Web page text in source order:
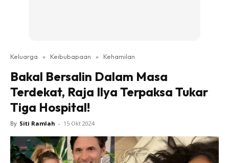
Keluarga » Keibubapaan » Kehamilan
Bakal Bersalin Dalam Masa
Terdekat, Raja Ilya Terpaksa Tukar
Tiga Hospital!
By Siti Ramlah - 15 Okt 2024